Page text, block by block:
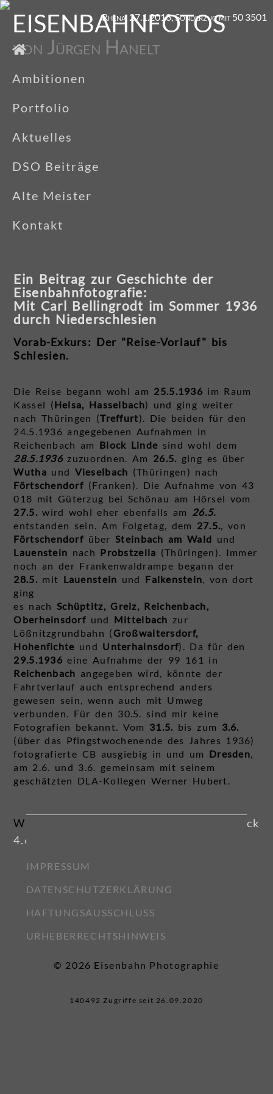
Rhena, 27.1.2018, Sonderzug mit 50 3501
EISENBAHNFOTOS
von Jürgen Hanelt
Ambitionen
Portfolio
Aktuelles
DSO Beiträge
Alte Meister
Kontakt
Ein Beitrag zur Geschichte der
Eisenbahnfotografie:
Mit Carl Bellingrodt im Sommer 1936
durch Niederschlesien
Vorab-Exkurs: Der "Reise-Vorlauf" bis
Schlesien.
Die Reise begann wohl am 25.5.1936 im Raum
Kassel (Helsa, Hasselbach) und ging weiter
nach Thüringen (Treffurt). Die beiden für den
24.5.1936 angegebenen Aufnahmen in
Reichenbach am Block Linde sind wohl dem
28.5.1936zuzuordnen. Am 26.5. ging es über
Wutha und Vieselbach (Thüringen) nach
Förtschendorf (Franken). Die Aufnahme von 43
018 mit Güterzug bei Schönau am Hörsel vom
27.5.wird wohl eher ebenfalls am 26.5.
entstanden sein. Am Folgetag, dem 27.5., von
Förtschendorf überSteinbach am Wald und
Lauenstein nach Probstzella (Thüringen). Immer
noch an der Frankenwaldrampe begann der
28.5.mit Lauenstein und Falkenstein, von dort
ging
es nachSchüptitz, Greiz, Reichenbach,
Oberheinsdorf und Mittelbach zur
Lößnitzgrundbahn ( Großwaltersdorf,
Hohenfichte und Unterhainsdorf). Da für den
29.5.1936 eine Aufnahme der 99 161 in
Reichenbach angegeben wird, könnte der
Fahrtverlauf auch entsprechend anders
gewesen sein, wenn auch mit Umweg
verbunden. Für den 30.5. sind mir keine
Fotografien bekannt. Vom 31.5. bis zum 3.6.
(über das Pfingstwochenende des Jahres 1936)
fotografierte CB ausgiebig in und um Dresden,
am 2.6. und 3.6. gemeinsam mit seinem
geschätzten DLA-Kollegen Werner Hubert.
Weiter zum
4.6.1936
Zurück
IMPRESSUM
DATENSCHUTZERKLÄRUNG
HAFTUNGSAUSSCHLUSS
URHEBERRECHTSHINWEIS
© 2026 Eisenbahn Photographie
140492 Zugriffe seit 26.09.2020